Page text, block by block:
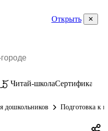
Открыть
Читай-школаСертификаты
дошкольников Подготовка к